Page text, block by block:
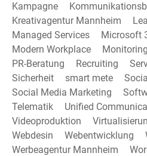
Kampagne
Kreativagentur Mannheim
Managed Services
Microsoft
Modern Workplace
Monitoring
PR-Beratung
Recruiting
Sicherheit
smart mete
Social Media Marketing
Telematik
Unified
Videoproduktion
Webdesin
Webentwicklung
Werbeagentur Mannheim